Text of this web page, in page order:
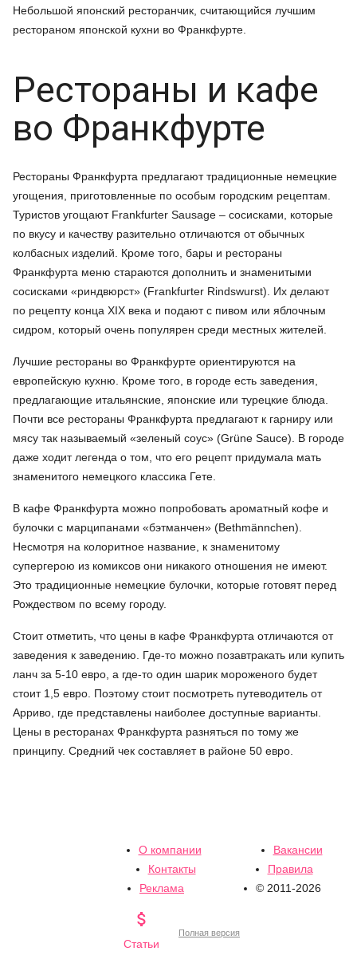
Небольшой японский ресторанчик, считающийся лучшим
рестораном японской кухни во Франкфурте.
Рестораны и кафе
во Франкфурте
Рестораны Франкфурта предлагают традиционные немецкие
угощения, приготовленные по особым городским рецептам.
Туристов угощают Frankfurter Sausage – сосисками, которые
по вкусу и качеству разительно отличаются от обычных
колбасных изделий. Кроме того, бары и рестораны
Франкфурта меню стараются дополнить и знаменитыми
сосисками «риндвюрст» (Frankfurter Rindswurst). Их делают
по рецепту конца XIX века и подают с пивом или яблочным
сидром, который очень популярен среди местных жителей.
Лучшие рестораны во Франкфурте ориентируются на
европейскую кухню. Кроме того, в городе есть заведения,
предлагающие итальянские, японские или турецкие блюда.
Почти все рестораны Франкфурта предлагают к гарниру или
мясу так называемый «зеленый соус» (Grüne Sauce). В городе
даже ходит легенда о том, что его рецепт придумала мать
знаменитого немецкого классика Гете.
В кафе Франкфурта можно попробовать ароматный кофе и
булочки с марципанами «бэтманчен» (Bethmännchen).
Несмотря на колоритное название, к знаменитому
супергерою из комиксов они никакого отношения не имеют.
Это традиционные немецкие булочки, которые готовят перед
Рождеством по всему городу.
Стоит отметить, что цены в кафе Франкфурта отличаются от
заведения к заведению. Где-то можно позавтракать или купить
ланч за 5-10 евро, а где-то один шарик мороженого будет
стоит 1,5 евро. Поэтому стоит посмотреть путеводитель от
Арриво, где представлены наиболее доступные варианты.
Цены в ресторанах Франкфурта разняться по тому же
принципу. Средний чек составляет в районе 50 евро.
О компании
Вакансии
Контакты
Правила
Реклама
© 2011-2026

Статьи
Полная версия